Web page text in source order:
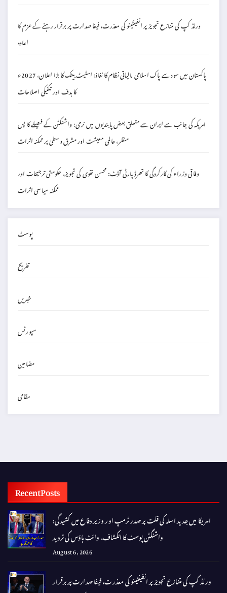
ورلڈ کپ کی متنازع تجویز پر انفینٹینو کی معذرت، فیفا صدارت پر برقرار رہنے کے عزم کا
اعادہ
پاکستان میں سود سے پاک اسلامی مالیاتی نظام کا نفاذ: اسٹیٹ بینک کا بڑا اعلان، 2027ء
کا ہدف اور تکنیکی اصلاحات
امریکہ کی جانب سے ایران سے متعلق بعض پابندیوں میں نرمی: واشنگٹن کے فیصلے کا پس
منظر، عالمی معیشت اور مشرق وسطیٰ پر ممکنہ اثرات
وفاقی وزراء کی کارکردگی کا تھرڈ پارٹی آڈٹ: محسن نقوی کی تجویز، حکومتی ترجیحات اور
ممکنہ سیاسی اثرات
پوسٹ
تفریح
خبریں
سپورٹس
مضامین
مقامی
Recent Posts
امریکا میں جدید اسلہ کی قلت پر صدر ٹرمپ اور وزیر دفاع میں کشیدگی:
واشنگٹن پوسٹ کا انکشاف، وائٹ ہاؤس کی تردید
August 6, 2026
ورلڈ کپ کی متنازع تجویز پر انفینٹینو کی معذرت، فیفا صدارت پر برقرار